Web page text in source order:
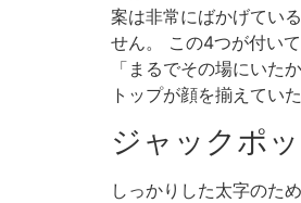
案は非常にばかげてい
せん。 この4つが付い
「まるでその場にいた
トップが顔を揃えてい
ジャックポ
しっかりした太字のた